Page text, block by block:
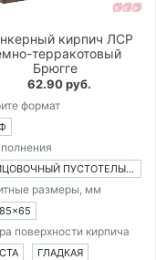
кирпич ЛСР
терракотовый
Брюгге
62.90 руб.
формат
ОБЛИЦОВОЧНЫЙ ПУСТОТЕЛЫЙ КИРПИЧ
размеры, мм
поверхности кирпича
ГЛАДКАЯ